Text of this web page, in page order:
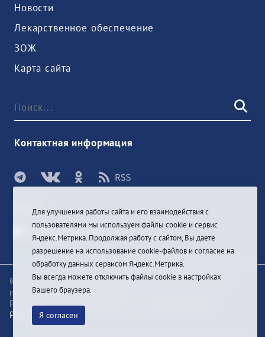
Новости
Лекарственное обеспечение
ЗОЖ
Карта сайта
Контактная информация
Войти
© При цитировании информации с сайта ссылка на
первоисточник обязательна
Разработка и техподдержка сайта
Pragmatic Studio
Для улучшения работы сайта и его взаимодействия с
пользователями мы используем файлы cookie и сервис
Яндекс.Метрика. Продолжая работу с сайтом, Вы даете
разрешение на использование cookie-файлов и согласие на
обработку данных сервисом Яндекс.Метрика.
Вы всегда можете отключить файлы cookie в настройках
Вашего браузера.
Я согласен